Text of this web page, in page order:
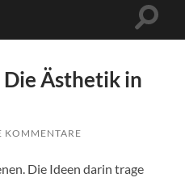
Die Ästhetik in
KOMMENTARE
Die Ideen darin trage